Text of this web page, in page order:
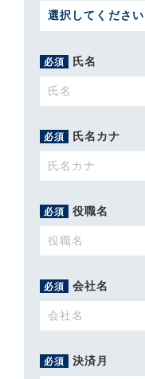
必須 氏名
必須 氏名カナ
必須 役職名
必須 会社名
必須 決済月